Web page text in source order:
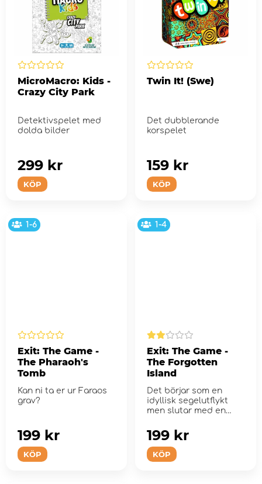
MicroMacro: Kids -
Crazy City Park
Detektivspelet med
dolda bilder
KÖP
299 kr
Twin It! (Swe)
Det dubblerande
korspelet
KÖP
159 kr
1-6
Exit: The Game -
The Pharaoh's
Tomb
Kan ni ta er ur Faraos
grav?
KÖP
199 kr
1-4
Exit: The Game -
The Forgotten
Island
Det börjar som en
idyllisk segelutflykt
men slutar med en
KÖP
199 kr